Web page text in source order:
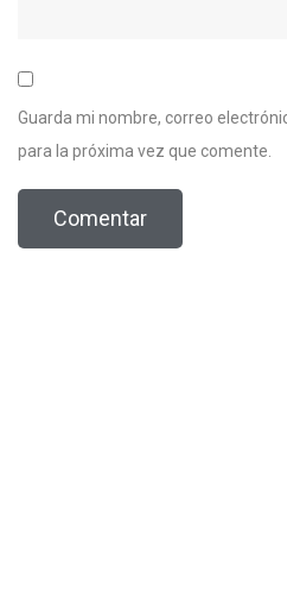
Guarda mi nombre, correo
para la próxima vez que comente.